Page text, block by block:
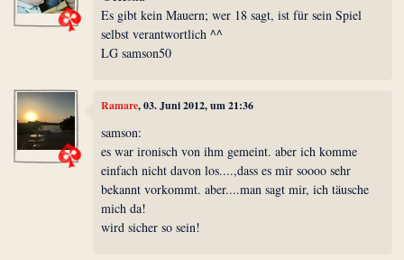
Es gibt kein Mauern; wer 18 sagt, ist für sein Spiel
selbst verantwortlich ^^
LG samson50
Ramare, 03. Juni 2012, um 21:36
samson:
es war ironisch von ihm gemeint. aber ich komme
einfach nicht davon los....,dass es mir soooo sehr
bekannt vorkommt. aber....man sagt mir, ich täusche
mich da!
wird sicher so sein!